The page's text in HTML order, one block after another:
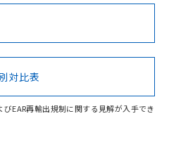
Cd Cr(VI)
可能性があります。
の規格認証/適合状況ページへ
のページからご検索ください
対比表
EAR再輸出規制に関する見解が入手でき